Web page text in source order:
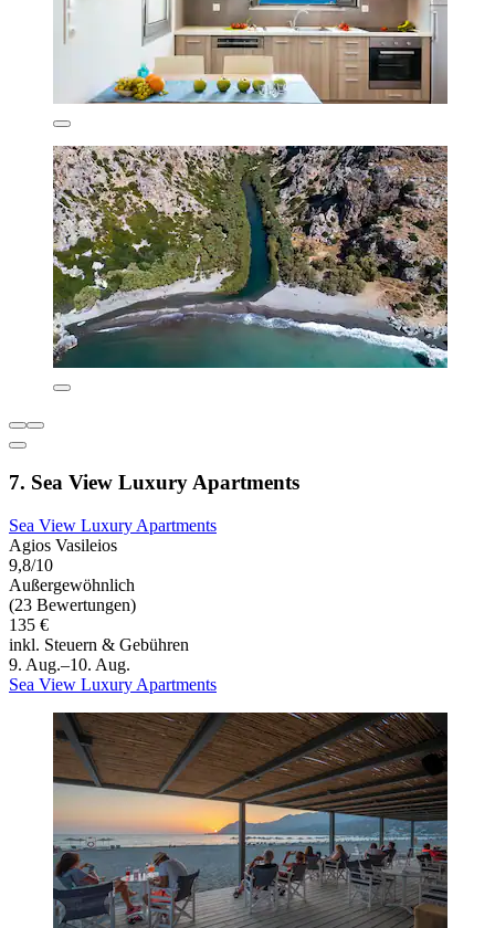
7. Sea View Luxury Apartments
Sea View Luxury Apartments
Agios Vasileios
9,8/10
Außergewöhnlich
(23 Bewertungen)
135 €
inkl. Steuern & Gebühren
9. Aug.–10. Aug.
Sea View Luxury Apartments